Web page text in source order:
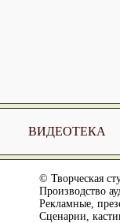
ВИДЕОТЕКА
© Творческая
Производство
Рекламные,
Сценарии,